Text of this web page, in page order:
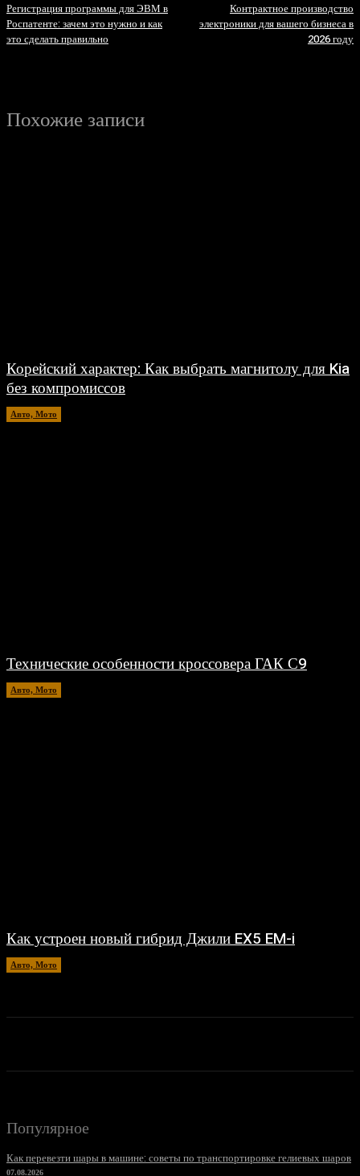
Регистрация программы для ЭВМ в
Роспатенте: зачем это нужно и как
это сделать правильно
Контрактное производство
электроники для вашего бизнеса в
2026 году
Похожие записи
Корейский характер: Как выбрать магнитолу для Kia
без компромиссов
Авто, Мото
Технические особенности кроссовера ГАК С9
Авто, Мото
Как устроен новый гибрид Джили EX5 EM-i
Авто, Мото
Популярное
Как перевезти шары в машине: советы по транспортировке гелиевых шаров
07.08.2026